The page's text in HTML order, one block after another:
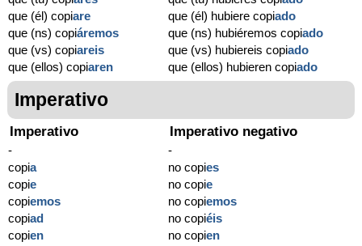
que (él) copiare
que (ns) copiáremos
que (vs) copiareis
que (ellos) copiaren
que (él) hubiere copiado
que (ns) hubiéremos copiado
que (vs) hubiereis copiado
que (ellos) hubieren copiado
Imperativo
Imperativo
-
copia
copie
copiemos
copiad
copien
Imperativo negativo
-
no copies
no copie
no copiemos
no copiéis
no copien